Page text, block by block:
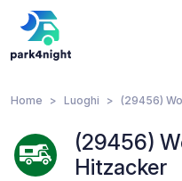
Home Luoghi (29456)
(29456)
Hitzacker